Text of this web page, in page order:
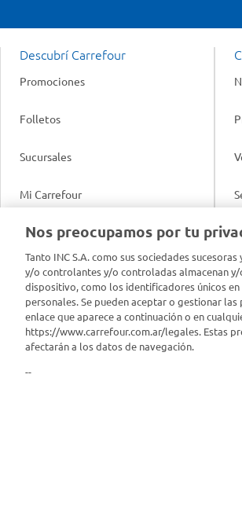
Descubrí Carrefour
Promociones
Folletos
Sucursales
Mi Carrefour
Productos Carrefour
Tarjeta Mi Carrefour
Panel Carrefour
Puntos Verdes
Nos preocupamos por tu
Tanto INC S.A. como sus sociedades
y/o controlantes y/o controladas almacenan
dispositivo, como los identificadores únicos
personales. Se pueden aceptar o gestionar
enlace que aparece a continuación o en
https://www.carrefour.com.ar/legales. Estas
afectarán a los datos de navegación.
--